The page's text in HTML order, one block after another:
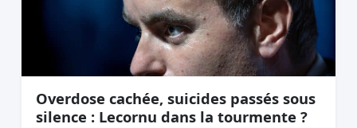
Overdose cachée, suicides passés sous
silence : Lecornu dans la tourmente ?